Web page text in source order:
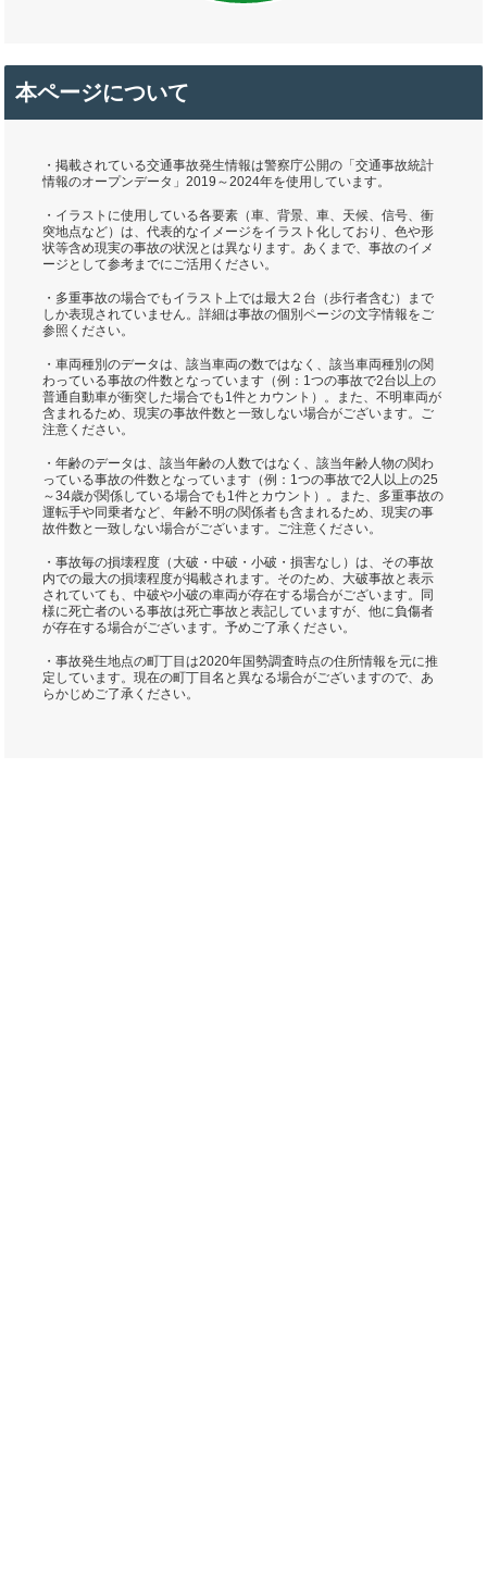
本ページについて
・掲載されている交通事故発生情報は警察庁公開の「交通事故統計
情報のオープンデータ」2019～2024年を使用しています。
・イラストに使用している各要素（車、背景、車、天候、信号、衝
突地点など）は、代表的なイメージをイラスト化しており、色や形
状等含め現実の事故の状況とは異なります。あくまで、事故のイメ
ージとして参考までにご活用ください。
・多重事故の場合でもイラスト上では最大２台（歩行者含む）まで
しか表現されていません。詳細は事故の個別ページの文字情報をご
参照ください。
・車両種別のデータは、該当車両の数ではなく、該当車両種別の関
わっている事故の件数となっています（例：1つの事故で2台以上の
普通自動車が衝突した場合でも1件とカウント）。また、不明車両が
含まれるため、現実の事故件数と一致しない場合がございます。ご
注意ください。
・年齢のデータは、該当年齢の人数ではなく、該当年齢人物の関わ
っている事故の件数となっています（例：1つの事故で2人以上の25
～34歳が関係している場合でも1件とカウント）。また、多重事故の
運転手や同乗者など、年齢不明の関係者も含まれるため、現実の事
故件数と一致しない場合がございます。ご注意ください。
・事故毎の損壊程度（大破・中破・小破・損害なし）は、その事故
内での最大の損壊程度が掲載されます。そのため、大破事故と表示
されていても、中破や小破の車両が存在する場合がございます。同
様に死亡者のいる事故は死亡事故と表記していますが、他に負傷者
が存在する場合がございます。予めご了承ください。
・事故発生地点の町丁目は2020年国勢調査時点の住所情報を元に推
定しています。現在の町丁目名と異なる場合がございますので、あ
らかじめご了承ください。